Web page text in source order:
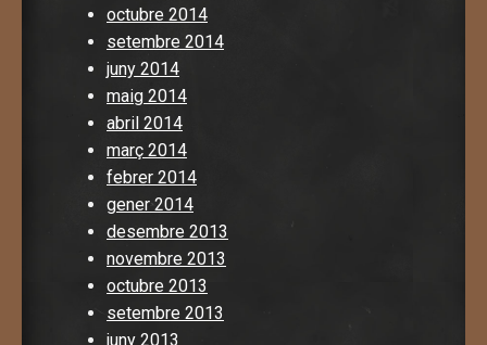
octubre 2014
setembre 2014
juny 2014
maig 2014
abril 2014
març 2014
febrer 2014
gener 2014
desembre 2013
novembre 2013
octubre 2013
setembre 2013
juny 2013